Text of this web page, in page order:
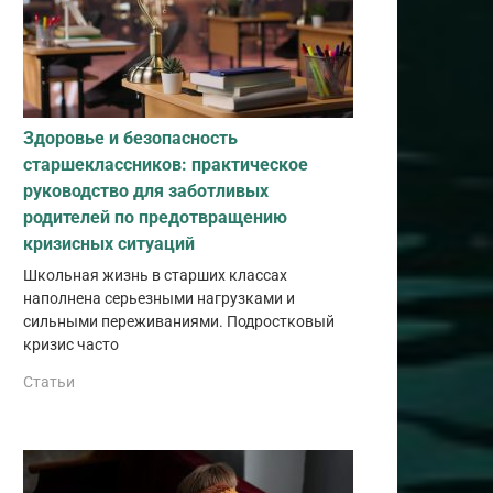
Здоровье и безопасность
старшеклассников: практическое
руководство для заботливых
родителей по предотвращению
кризисных ситуаций
Школьная жизнь в старших классах
наполнена серьезными нагрузками и
сильными переживаниями. Подростковый
кризис часто
Статьи